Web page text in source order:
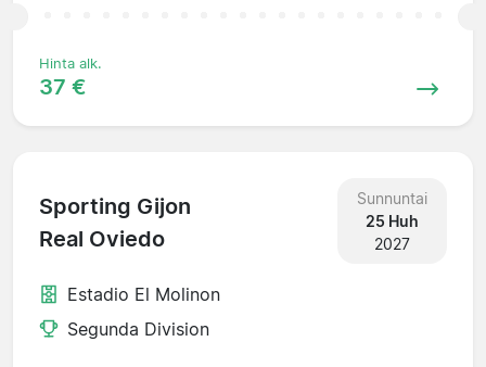
Hinta alk.
37 €
Sporting Gijon
Real Oviedo
Sunnuntai
25 Huh
2027
Estadio El Molinon
Segunda Division